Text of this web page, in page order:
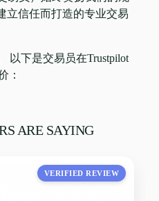
立信任而打造的专业交易
以下是交易员在Trustpilot
：
ARE SAYING
VERIFIED REVIEW